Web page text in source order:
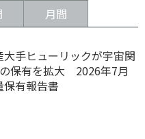
月間
大手ヒューリックが宇宙関
保有を拡大 2026年7月
保有報告書